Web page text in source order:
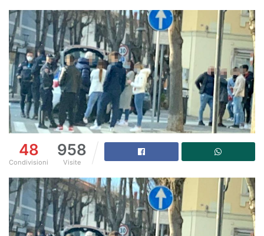
48
Condivisioni
958
Visite